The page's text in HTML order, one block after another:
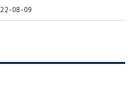
08-09